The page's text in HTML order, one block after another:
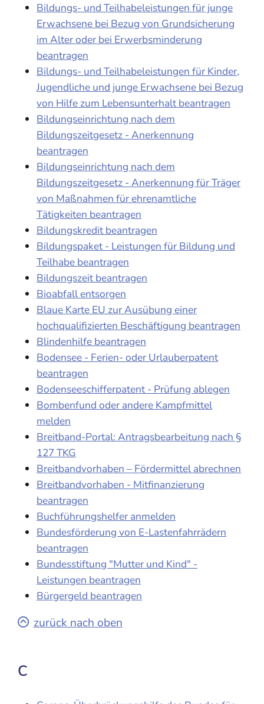
Bildungs- und Teilhabeleistungen für junge
Erwachsene bei Bezug von Grundsicherung
im Alter oder bei Erwerbsminderung
beantragen
Bildungs- und Teilhabeleistungen für Kinder,
Jugendliche und junge Erwachsene bei Bezug
von Hilfe zum Lebensunterhalt beantragen
Bildungseinrichtung nach dem
Bildungszeitgesetz - Anerkennung
beantragen
Bildungseinrichtung nach dem
Bildungszeitgesetz - Anerkennung für Träger
von Maßnahmen für ehrenamtliche
Tätigkeiten beantragen
Bildungskredit beantragen
Bildungspaket - Leistungen für Bildung und
Teilhabe beantragen
Bildungszeit beantragen
Bioabfall entsorgen
Blaue Karte EU zur Ausübung einer
hochqualifizierten Beschäftigung beantragen
Blindenhilfe beantragen
Bodensee - Ferien- oder Urlauberpatent
beantragen
Bodenseeschifferpatent - Prüfung ablegen
Bombenfund oder andere Kampfmittel
melden
Breitband-Portal: Antragsbearbeitung nach §
127 TKG
Breitbandvorhaben – Fördermittel abrechnen
Breitbandvorhaben - Mitfinanzierung
beantragen
Buchführungshelfer anmelden
Bundesförderung von E-Lastenfahrrädern
beantragen
Bundesstiftung "Mutter und Kind" -
Leistungen beantragen
Bürgergeld beantragen
zurück nach oben
C